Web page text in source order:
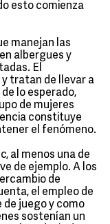
esto comienza
manejan las
albergues y
El
tratan de llevar a
lo esperado,
de mujeres
constituye
el fenómeno.
al menos una de
de ejemplo. A los
de
el empleo de
de juego y como
sostenían un